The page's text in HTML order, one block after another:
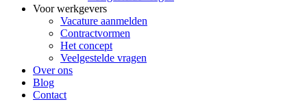
Voor werkgevers
Vacature aanmelden
Contractvormen
Het concept
Veelgestelde vragen
Over ons
Blog
Contact